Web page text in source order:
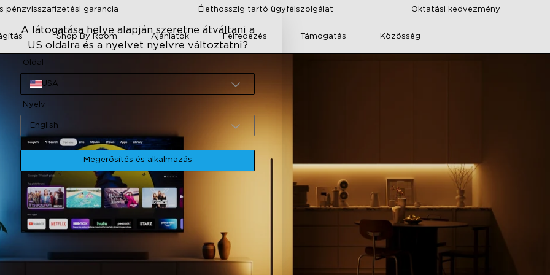
pénzvisszafizetési garancia Élethosszig tartó ügyfélszolgálat Oktatási kedvezmény
Shop By Room Ajánlatok Felfedezés Támogatás Közösség
A látogatása helye alapján szeretne átváltani a
US oldalra és a nyelvet nyelvre változtatni?
Oldal
USA
Nyelv
English
Megerősítés és alkalmazás